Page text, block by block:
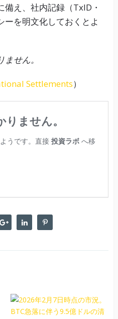
え、社内記録（TxID・
を明文化しておくとよ
せん。
Settlements）